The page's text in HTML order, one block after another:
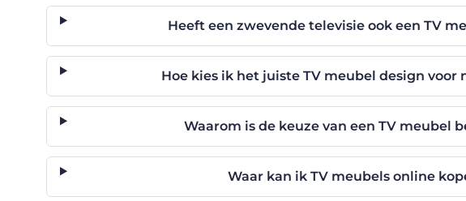
Heeft een zwevende televisie ook een TV
Hoe kies ik het juiste TV meubel design voor
Waarom is de keuze van een TV meubel
Waar kan ik TV meubels online